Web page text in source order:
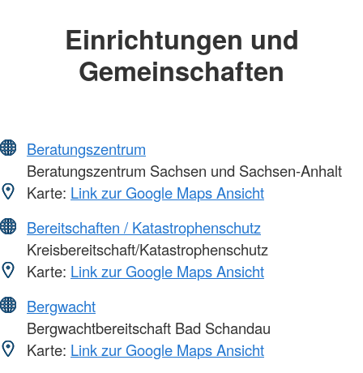
Einrichtungen und
Gemeinschaften
Beratungszentrum
Beratungszentrum Sachsen und Sachsen-Anhalt
Karte: Link zur Google Maps Ansicht
Bereitschaften / Katastrophenschutz
Kreisbereitschaft/Katastrophenschutz
Karte: Link zur Google Maps Ansicht
Bergwacht
Bergwachtbereitschaft Bad Schandau
Karte: Link zur Google Maps Ansicht